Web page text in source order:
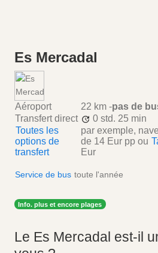
Es Mercadal
Aéroport 22 km -pas de
Transfert direct
0 std. 25 min
Toutes les
options de
transfert
par exemple,
de 14 Eur pp ou
Eur
Service de bus toute l'année
Info. plus et encore plages
Le Es Mercadal est-il